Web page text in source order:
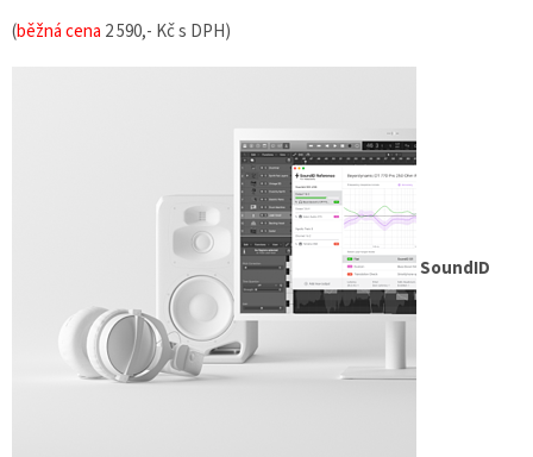
(běžná cena 2 590,- Kč s DPH)
SoundID